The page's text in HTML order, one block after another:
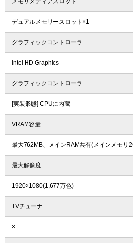
デュアルメモリースロット×1
グラフィックコントローラ
Intel HD Graphics
グラフィックコントローラ
[実装形態] CPUに内蔵
VRAM容量
最大762MB、メインRAM共有(メインメモリ
最大解像度
1920×1080(1,677万色)
TVチューナ
×